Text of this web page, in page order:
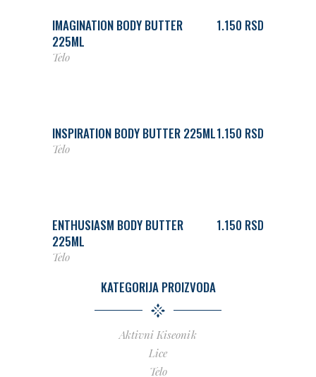
IMAGINATION BODY BUTTER
225ML
1.150 RSD
Telo
INSPIRATION BODY BUTTER 225ML1.150 RSD
Telo
ENTHUSIASM BODY BUTTER
225ML
1.150 RSD
Telo
KATEGORIJA PROIZVODA
Aktivni Kiseonik
Lice
Telo